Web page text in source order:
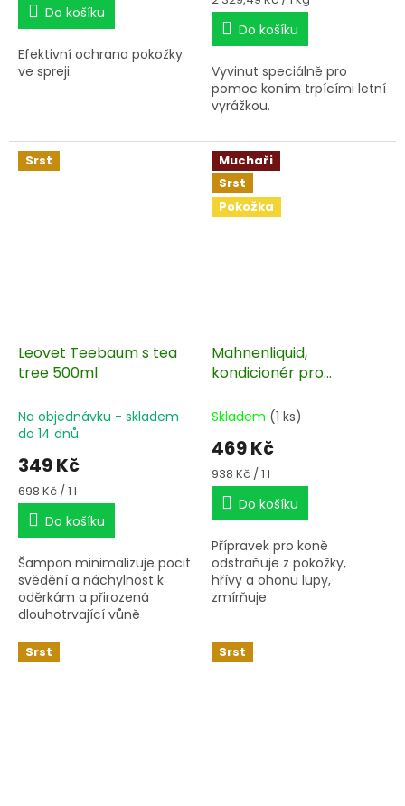
Do košíku
Efektivní ochrana pokožky
ve spreji.
cena:
Do košíku
Vyvinut speciálně pro
pomoc koním trpícími letní
vyrážkou.
Srst
Leovet Teebaum s tea
tree 500ml
Na objednávku - skladem
do 14 dnů
349 Kč
Měrná
cena:
698 Kč / 1 l
Do košíku
Šampon minimalizuje pocit
svědění a náchylnost k
oděrkám a přirozená
dlouhotrvající vůně
odpuzuje hmyz. Tea tree
olej je zároveň znám svými
desinfekčními účinky.
Muchaři
Srst
Pokožka
Mahnenliquid,
kondicionér pro
Skladem (1 ks)
469 Kč
Měrná
cena:
938 Kč / 1 l
Do košíku
Přípravek pro koně
odstraňuje z pokožky,
hřívy a ohonu lupy,
zmírňuje
dlouhých žíní. Brání vzniku
holých kořenů
ohonů a krátkých
Srst Srst